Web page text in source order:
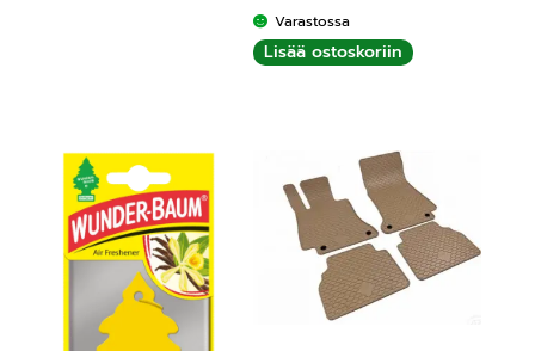
Varastossa
Lisää ostoskoriin